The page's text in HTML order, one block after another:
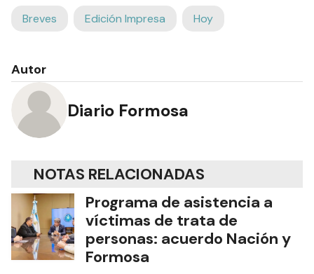
Breves Edición Impresa Hoy
Autor
Diario Formosa
NOTAS RELACIONADAS
Programa de asistencia a
víctimas de trata de
personas: acuerdo Nación y
Formosa